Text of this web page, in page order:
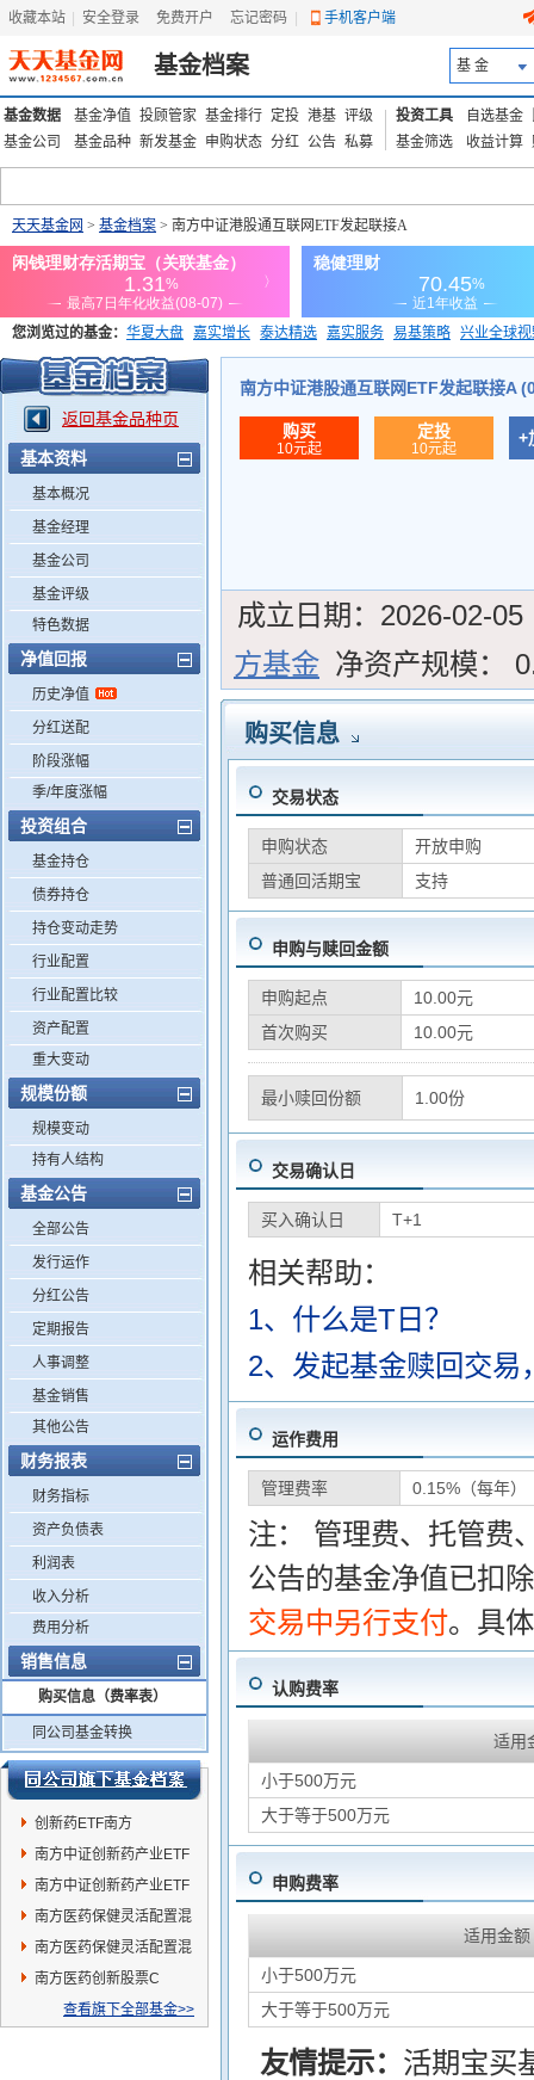
收藏本站 安全登录 免费开户 忘记密码 手机客户端
基金档案 基 金
基金数据 基金净值 投顾管家 基金排行 定投 港基 评级
基金公司
基金品种 新发基金 申购状态 分红 公告 私募
投资工具 自选基金
基金筛选
收益计算
天天基金网 > 基金档案 > 南方中证港股通互联网ETF发起联接A
您浏览过的基金： 华夏大盘 嘉实增长 泰达精选 嘉实服务 易基策略 兴业全球
添富优势 华安宏利 上证180价值ETF
返回基金品种页
基本资料
基本概况
基金经理
基金公司
基金评级
特色数据
净值回报
历史净值
分红送配
阶段涨幅
季/年度涨幅
投资组合
基金持仓
债券持仓
持仓变动走势
行业配置
行业配置比较
资产配置
重大变动
规模份额
规模变动
持有人结构
基金公告
全部公告
发行运作
分红公告
定期报告
人事调整
基金销售
其他公告
财务报表
财务指标
资产负债表
利润表
收入分析
费用分析
销售信息
购买信息（费率表）
同公司基金转换
创新药ETF南方
南方中证创新药产业ETF
发起联接C
南方中证创新药产业ETF
发起联接A
南方医药保健灵活配置混
合C
南方医药保健灵活配置混
合A
南方医药创新股票C
查看旗下全部基金>>
南方中证港股通互联网ETF发起联接A
购买
10元起
定投
10元起
+
成立日期： 2026-02-05
方基金 净资产规模：
购买信息
交易状态
申购状态
开放申购
普通回活期宝
支持
申购与赎回金额
申购起点
10.00元
首次购买
10.00元
最小赎回份额 1.00份
交易确认日
买入确认日 T+1
相关帮助：
1、什么是T日？
2、发起基金赎回交易
运作费用
管理费率 0.15%（每年）
注： 管理费、托管费
公告的基金净值已扣
交易中另行支付。具
认购费率
适用
小于500万元
大于等于500万元
申购费率
适用金额
小于500万元
大于等于500万元
友情提示： 活期宝买